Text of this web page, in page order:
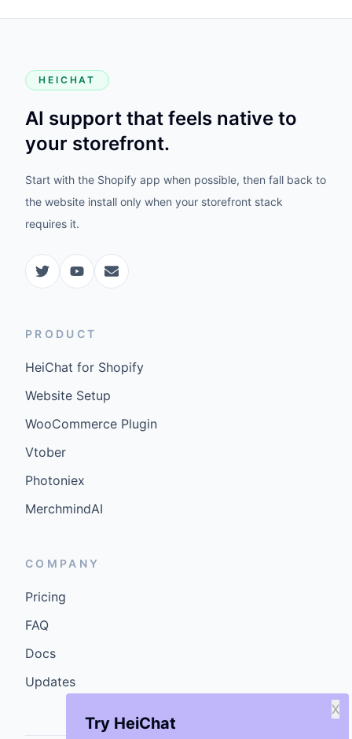
Try HeiChat
X
HEICHAT
AI support that feels native to
your storefront.
Start with the Shopify app when possible, then fall back to
the website install only when your storefront stack
requires it.
PRODUCT
HeiChat for Shopify
Website Setup
WooCommerce Plugin
Vtober
Photoniex
MerchmindAI
COMPANY
Pricing
FAQ
Docs
Updates